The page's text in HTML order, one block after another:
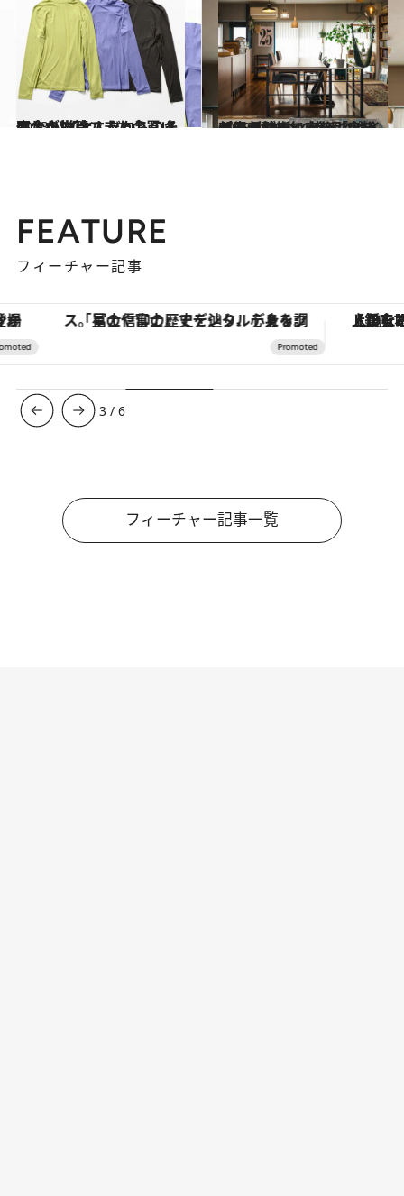
2023.12.28
寒さが増してきた今買い足したい 大人だからこそ似合う 【ユニクロ】の名品・小物篇
ファッション 2023.3.21
センスがいい人の「プチプラ収納術」 使うのはイケア＆100均の名品のみ 部屋が整って自分に余裕が生まれる
ライフスタイル
FEATURE
フィーチャー記事
「星のや富士」でデジタルデトックス。冨士信仰の歴史を辿り、心身を調える。 【銀座で出合う最旬美容】美髪ケアや
3 /6
フィーチャー記事一覧